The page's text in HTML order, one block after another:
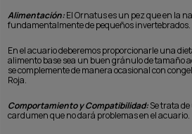
Alimentación:El Ornatus es un pez que en la
fundamentalmente de pequeños invertebrados.
En el acuario deberemos proporcionarle una
alimento base sea un buen gránulo de tamaño
se complemente de manera ocasional con
Roja.
Comportamiento y Compatibilidad:Se trata
cardumen que no dará problemas en el acuario.